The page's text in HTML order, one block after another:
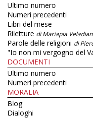
Ultimo numero
Numeri precedenti
Libri del mese
Riletture di Mariapia
Parole delle religioni di
"Io non mi vergogno del
DOCUMENTI
Ultimo numero
Numeri precedenti
MORALIA
Blog
Dialoghi